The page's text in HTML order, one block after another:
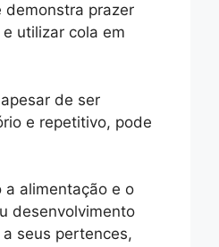
demonstra prazer
utilizar cola em
de ser
e repetitivo, pode
alimentação e o
desenvolvimento
seus pertences,